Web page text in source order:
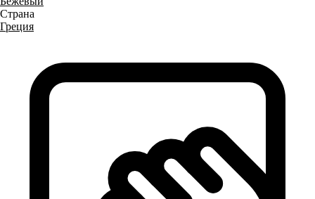
Страна
Греция